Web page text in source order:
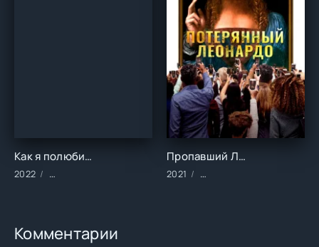
Как я полюбила гангстера ()
2022 Фильмы/2022 год/Зарубежные/Драма/Криминал
Пропавший Леонардо ()
2021 Фильмы/2021 год/
Комментарии